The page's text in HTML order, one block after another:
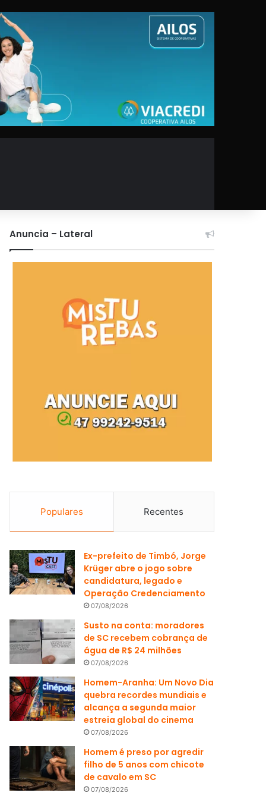
Anuncia – Lateral
Populares Recentes
Ex-prefeito de Timbó, Jorge
Krüger abre o jogo sobre
candidatura, legado e
Operação Credenciamento
07/08/2026
Susto na conta: moradores
de SC recebem cobrança de
água de R$ 24 milhões
07/08/2026
Homem-Aranha: Um Novo Dia
quebra recordes mundiais e
alcança a segunda maior
estreia global do cinema
07/08/2026
Homem é preso por agredir
filho de 5 anos com chicote
de cavalo em SC
07/08/2026